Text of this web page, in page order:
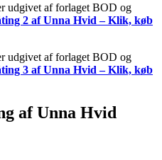
udgivet af forlaget BOD og
2 af Unna Hvid – Klik, køb
udgivet af forlaget BOD og
3 af Unna Hvid – Klik, køb
af Unna Hvid